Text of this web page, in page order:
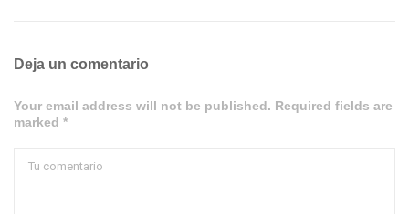
Deja un comentario
Your email address will not be published. Required fields are
marked *